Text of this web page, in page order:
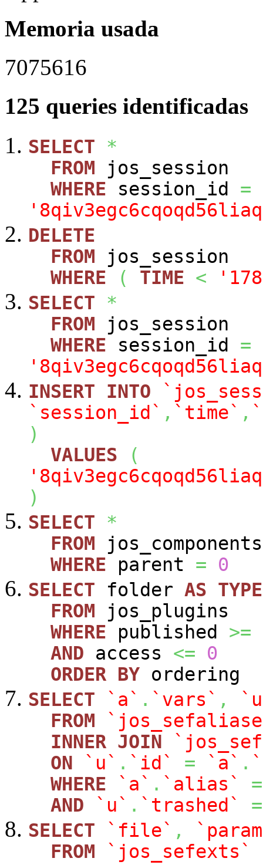
Memoria usada
7075616
125 queries identificadas
SELECT
*
FROM jos_session
WHERE session_id =
DELETE
FROM jos_session
WHERE
( TIME <
SELECT
*
FROM jos_session
WHERE session_id =
INSERT
INTO
`session_id` , `time` ,
)
VALUES
(
)
SELECT
*
FROM jos_components
WHERE parent =
0
SELECT folder AS TYPE
FROM jos_plugins
WHERE published >=
AND access <=
0
ORDER BY ordering
SELECT
`a` . `vars` ,
FROM
INNER JOIN
ON
`u` . `id` = `a` .
WHERE
`a` . `alias`
=
AND
`u` . `trashed`
=
SELECT
`file` ,
FROM
`jos_sefexts`